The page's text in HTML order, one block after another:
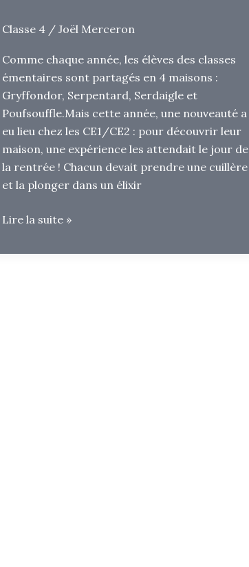
Classe 4/ Joël Merceron
Comme chaque année, les élèves des classes
émentaires sont partagés en 4 maisons :
Gryffondor, Serpentard, Serdaigle et
Poufsouffle.Mais cette année, une nouveauté a
eu lieu chez les CE1/CE2 : pour découvrir leur
maison, une expérience les attendait le jour de
la rentrée ! Chacun devait prendre une cuillère
et la plonger dans un élixir
Les
maisons
Lire la suite »